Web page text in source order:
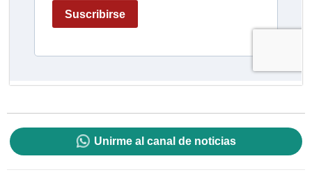
Unirme al canal de noticias